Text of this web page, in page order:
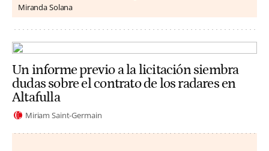
Miranda Solana
Un informe previo a la licitación siembra
dudas sobre el contrato de los radares en
Altafulla
Miriam Saint-Germain